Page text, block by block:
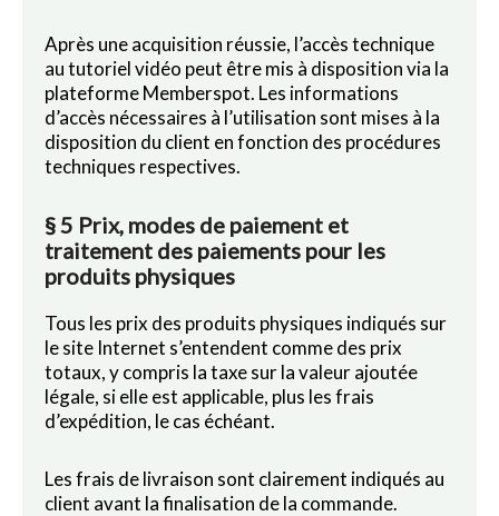
Après une acquisition réussie, l’accès technique
au tutoriel vidéo peut être mis à disposition via la
plateforme Memberspot. Les informations
d’accès nécessaires à l’utilisation sont mises à la
disposition du client en fonction des procédures
techniques respectives.
§ 5 Prix, modes de paiement et
traitement des paiements pour les
produits physiques
Tous les prix des produits physiques indiqués sur
le site Internet s’entendent comme des prix
totaux, y compris la taxe sur la valeur ajoutée
légale, si elle est applicable, plus les frais
d’expédition, le cas échéant.
Les frais de livraison sont clairement indiqués au
client avant la finalisation de la commande.